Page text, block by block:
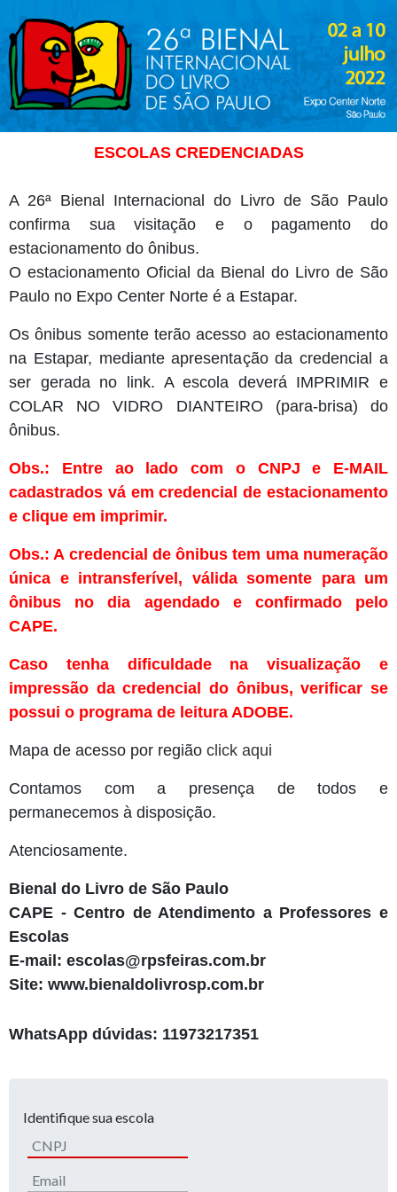
ESCOLAS CREDENCIADAS
A26ª Bienal Internacional do Livro de São Paulo
confirma sua visitação e o pagamento do
estacionamento do ônibus.
O estacionamento Oficial da Bienal do Livro de São
Paulo no Expo Center Norte é a Estapar.
Os ônibus somente terão acesso ao estacionamento
na Estapar, mediante apresentação da credencial a
ser gerada no link. A escola deverá IMPRIMIR e
COLAR NO VIDRO DIANTEIRO (para-brisa) do
ônibus.
Obs.: Entre ao lado com o CNPJ e E-MAIL
cadastrados vá em credencial de estacionamento
e clique em imprimir.
Obs.: A credencial de ônibus tem uma numeração
única e intransferível, válida somente para um
ônibus no dia agendado e confirmado pelo
CAPE.
Caso tenha dificuldade na visualização e
impressão da credencial do ônibus, verificar se
possui o programa de leitura ADOBE.
Mapa de acesso por região click aqui
Contamos com a presença de todos e
permanecemos à disposição.
Atenciosamente.
Bienal do Livro de São Paulo
CAPE - Centro de Atendimento a Professores e
Escolas
E-mail: escolas@rpsfeiras.com.br
Site: www.bienaldolivrosp.com.br
WhatsApp dúvidas: 11973217351
Identifique sua escola
CNPJ
Email